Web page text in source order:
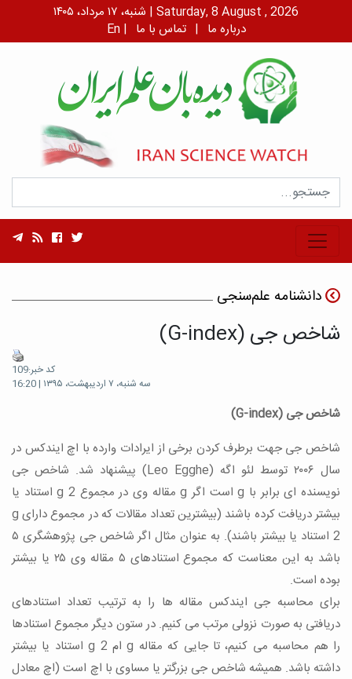
شنبه، ۱۷ مرداد، ۱۴۰۵ | Saturday, 8 August , 2026
En | درباره ما | تماس با ما
دانشنامه علم‌سنجی
شاخص جی (G-index)
کد خبر:109
سه شنبه، ۷ اردیبهشت، ۱۳۹۵ | 16:20
شاخص جی (G-index)
شاخص جی جهت برطرف کردن برخی از ایرادات وارده با اچ ایندکس در
سال ۲۰۰۶ توسط لئو اگه (Leo Egghe) پیشنهاد شد. شاخص جی
نویسنده ای برابر با g است اگر g مقاله وی در مجموع g 2 استناد یا
بیشتر دریافت کرده باشند (بیشترین تعداد مقالات که در مجموع دارای g
2 استناد یا بیشتر باشند). به عنوان مثال اگر شاخص جی پژوهشگری ۵
باشد به این معناست که مجموع استنادهای ۵ مقاله وی ۲۵ یا بیشتر
بوده است.
برای محاسبه جی ایندکس مقاله ها را به ترتیب تعداد استنادهای
دریافتی به صورت نزولی مرتب می کنیم. در ستون دیگر مجموع استنادها
را هم محاسبه می کنیم، تا جایی که مقاله g ام g 2 استناد یا بیشتر
داشته باشد. همیشه شاخص جی بزرگتر یا مساوی با اچ است (اچ معادل